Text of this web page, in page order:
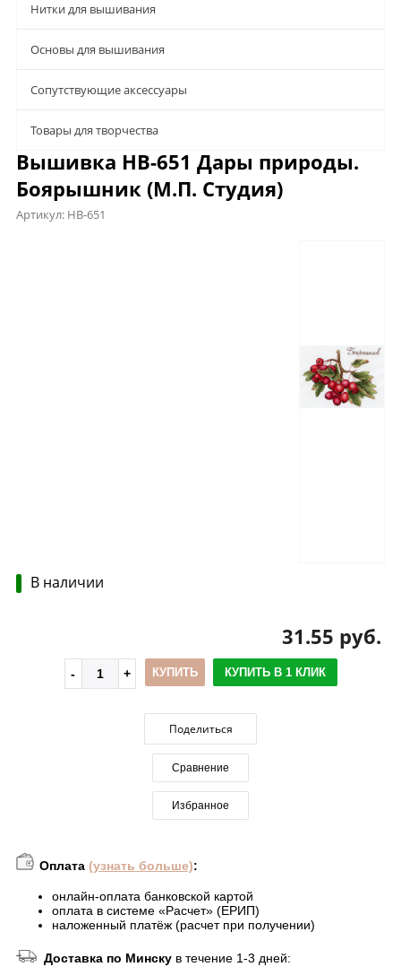
Нитки для вышивания
Основы для вышивания
Сопутствующие аксессуары
Товары для творчества
Вышивка НВ-651 Дары природы.
Боярышник (М.П. Студия)
Артикул: НВ-651
В наличии
31.55 руб.
КУПИТЬ КУПИТЬ В 1 КЛИК
Поделиться
Сравнение
Избранное
Оплата (узнать больше):
онлайн-оплата банковской картой
оплата в системе «Расчет» (ЕРИП)
наложенный платёж (расчет при получении)
Доставка по Минску в течение 1-3 дней: